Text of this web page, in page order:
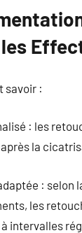
savoir :
: les
la
: selon
les
intervalles